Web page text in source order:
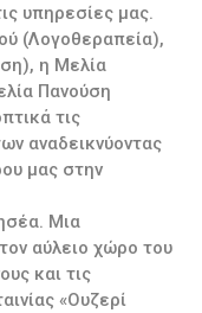
υπηρεσίες μας.
(Λογοθεραπεία),
η Μελία
Πανούση
τις
αναδεικνύοντας
μας στην
Μια
αύλειο χώρο του
και τις
«Ουζερί